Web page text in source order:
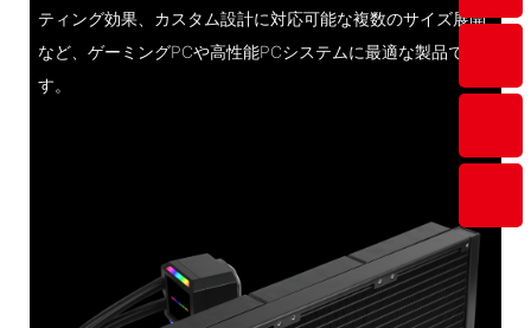
ティング効果、カスタム設計に対応可能な複数のサイズ展開
など、ゲーミングPCや高性能PCシステムに最適な製品で
す。